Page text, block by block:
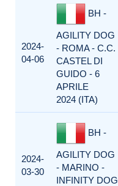
2024-
04-06
BH -
AGILITY DOG
- ROMA - C.C.
CASTEL DI
GUIDO - 6
APRILE
2024 (ITA)
2024-
03-30
BH -
AGILITY DOG
- MARINO -
INFINITY DOG